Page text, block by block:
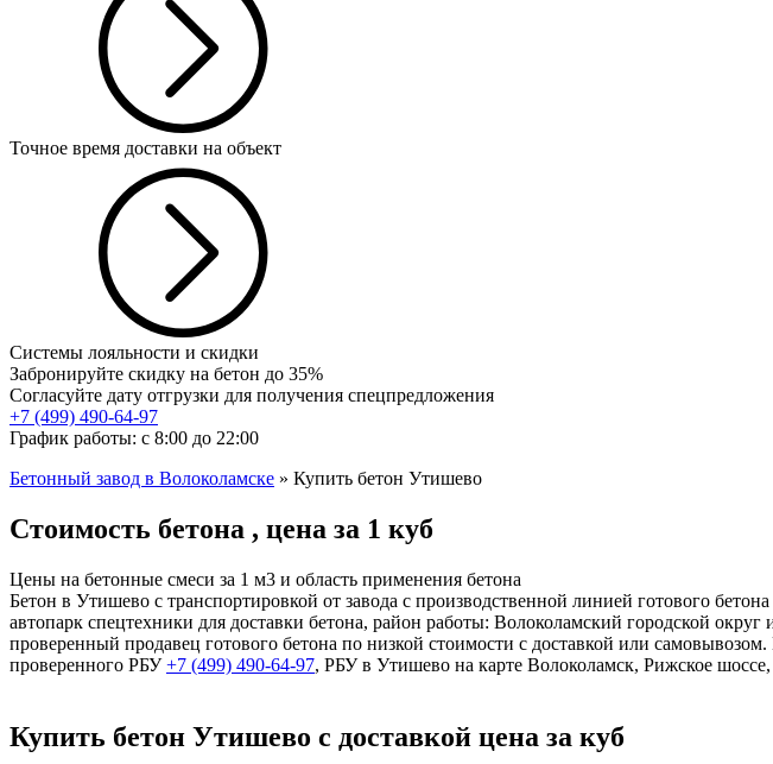
Точное время доставки на объект
Системы лояльности и скидки
Забронируйте скидку на бетон до 35%
Согласуйте дату отгрузки для получения спецпредложения
+7 (499) 490-64-97
График работы: с 8:00 до 22:00
Бетонный завод в Волоколамске » Купить бетон Утишево
Стоимость бетона , цена за 1 куб
Цены на бетонные смеси за 1 м3 и область применения бетона
Бетон в Утишево с транспортировкой от завода с производственной линией готового
автопарк спецтехники для доставки бетона, район работы: Волоколамский городской
проверенный продавец готового бетона по низкой стоимости с доставкой или
проверенного РБУ+7 (499) 490-64-97, РБУ в Утишево на карте Волоколамск, Рижское
Купить бетон Утишево с доставкой цена за куб